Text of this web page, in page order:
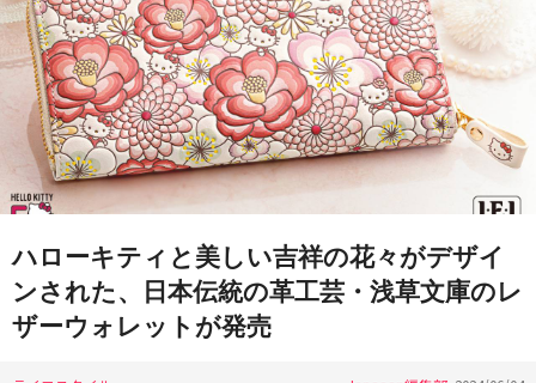
ハローキティと美しい吉祥の花々がデザイ
ンされた、日本伝統の革工芸・浅草文庫のレ
ザーウォレットが発売